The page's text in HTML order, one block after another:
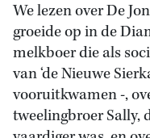
We lezen over De
groeide op in de
melkboer die als
van ‘de Nieuwe
vooruitkwamen -,
tweelingbroer Sally,